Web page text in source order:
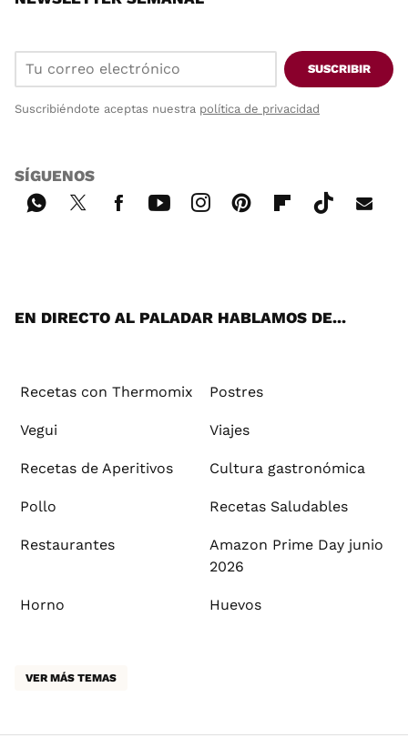
SUSCRIBIR
Suscribiéndote aceptas nuestra política de privacidad
SÍGUENOS
EN DIRECTO AL PALADAR HABLAMOS DE...
Recetas con Thermomix Postres
Vegui Viajes
Recetas de Aperitivos Cultura gastronómica
Pollo Recetas Saludables
Restaurantes
Amazon Prime Day junio
2026
Horno Huevos
VER MÁS TEMAS